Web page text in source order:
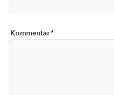
Kommentar*